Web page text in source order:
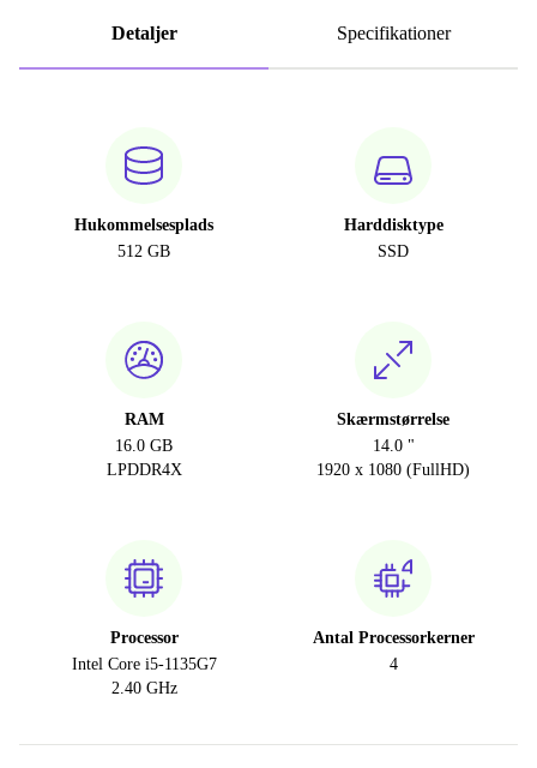
Detaljer Specifikationer
Hukommelsesplads
512 GB
Harddisktype
SSD
RAM
16.0 GB
LPDDR4X
Skærmstørrelse
14.0 "
1920 x 1080 (FullHD)
Processor
Intel Core i5-1135G7
2.40 GHz
Antal Processorkerner
4